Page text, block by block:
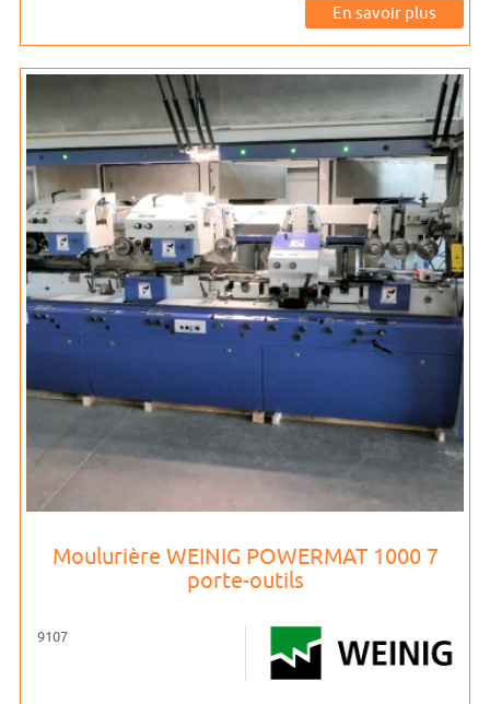
En savoir plus
Moulurière WEINIG POWERMAT 1000 7
porte-outils
9107